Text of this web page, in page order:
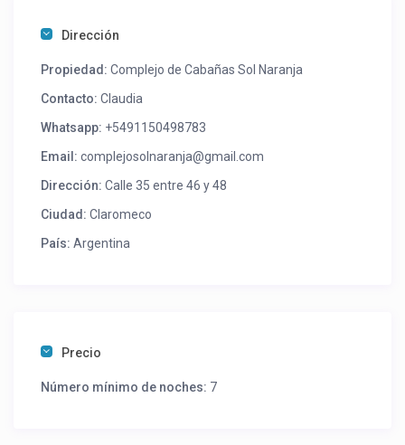
Dirección
Propiedad: Complejo de Cabañas Sol Naranja
Contacto: Claudia
Whatsapp: +5491150498783
Email: complejosolnaranja@gmail.com
Dirección: Calle 35 entre 46 y 48
Ciudad: Claromeco
País: Argentina
Precio
Número mínimo de noches: 7